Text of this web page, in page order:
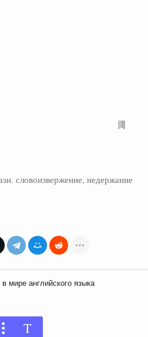
словоизвержение, недержание
мире английского языка
T